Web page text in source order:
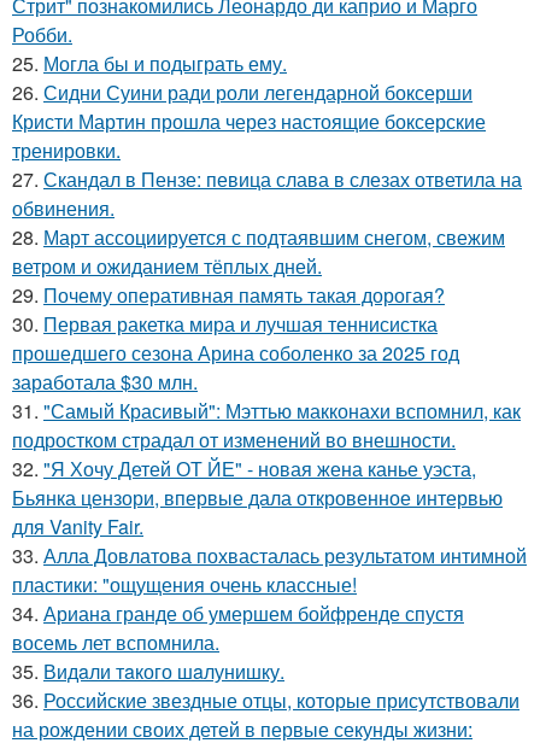
Робби.
25. Могла бы и подыграть ему.
26. Сидни Суини ради роли легендарной боксерши
Кристи Мартин прошла через настоящие боксерские
тренировки.
27. Скандал в Пензе: певица слава в слезах ответила на
обвинения.
28. Март ассоциируется с подтаявшим снегом, свежим
ветром и ожиданием тёплых дней.
29. Почему оперативная память такая дорогая?
30. Первая ракетка мира и лучшая теннисистка
прошедшего сезона Арина соболенко за 2025 год
заработала $30 млн.
31. "Самый Красивый": Мэттью макконахи вспомнил, как
подростком страдал от изменений во внешности.
32. "Я Хочу Детей ОТ ЙЕ" - новая жена канье уэста,
Бьянка цензори, впервые дала откровенное интервью
для Vanity Fair.
33. Алла Довлатова похвасталась результатом интимной
пластики: "ощущения очень классные!
34. Ариана гранде об умершем бойфренде спустя
восемь лет вспомнила.
35. Видaли тaкого шaлунишку.
36. Российские звездные отцы, которые присутствовали
на рождении своих детей в первые секунды жизни: